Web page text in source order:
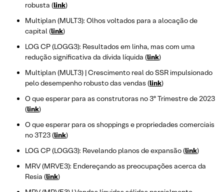
robusta (link)
Multiplan (MULT3): Olhos voltados para a alocação de
capital (link)
LOG CP (LOGG3): Resultados em linha, mas com uma
redução significativa da dívida líquida (link)
Multiplan (MULT3) | Crescimento real do SSR impulsionado
pelo desempenho robusto das vendas (link)
O que esperar para as construtoras no 3º Trimestre de 2023
(link)
O que esperar para os shoppings e propriedades comerciais
no 3T23 (link)
LOG CP (LOGG3): Revelando planos de expansão (link)
MRV (MRVE3): Endereçando as preocupações acerca da
Resia (link)